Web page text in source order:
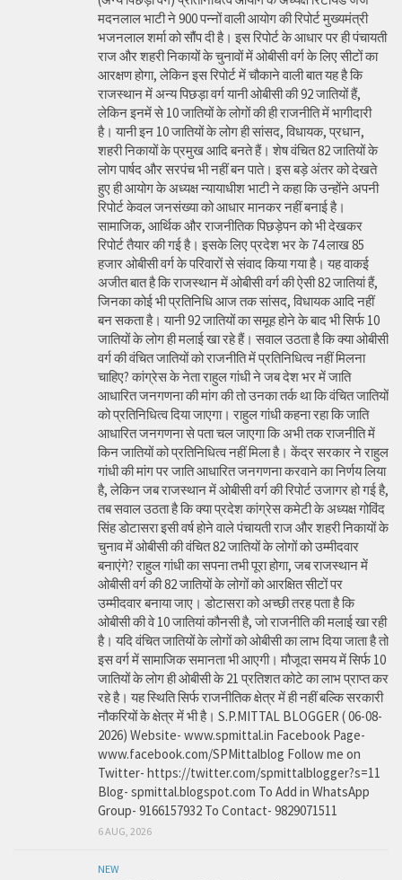
मदनलाल भाटी ने 900 पन्नों वाली आयोग की रिपोर्ट मुख्यमंत्री
भजनलाल शर्मा को सौंप दी है। इस रिपोर्ट के आधार पर ही पंचायती
राज और शहरी निकायों के चुनावों में ओबीसी वर्ग के लिए सीटों का
आरक्षण होगा, लेकिन इस रिपोर्ट में चौकाने वाली बात यह है कि
राजस्थान में अन्य पिछड़ा वर्ग यानी ओबीसी की 92 जातियों हैं,
लेकिन इनमें से 10 जातियों के लोगों की ही राजनीति में भागीदारी
है। यानी इन 10 जातियों के लोग ही सांसद, विधायक, प्रधान,
शहरी निकायों के प्रमुख आदि बनते हैं। शेष वंचित 82 जातियों के
लोग पार्षद और सरपंच भी नहीं बन पाते। इस बड़े अंतर को देखते
हुए ही आयोग के अध्यक्ष न्यायाधीश भाटी ने कहा कि उन्होंने अपनी
रिपोर्ट केवल जनसंख्या को आधार मानकर नहीं बनाई है।
सामाजिक, आर्थिक और राजनीतिक पिछड़ेपन को भी देखकर
रिपोर्ट तैयार की गई है। इसके लिए प्रदेश भर के 74 लाख 85
हजार ओबीसी वर्ग के परिवारों से संवाद किया गया है। यह वाकई
अजीत बात है कि राजस्थान में ओबीसी वर्ग की ऐसी 82 जातियां हैं,
जिनका कोई भी प्रतिनिधि आज तक सांसद, विधायक आदि नहीं
बन सकता है। यानी 92 जातियों का समूह होने के बाद भी सिर्फ 10
जातियों के लोग ही मलाई खा रहे हैं। सवाल उठता है कि क्या ओबीसी
वर्ग की वंचित जातियों को राजनीति में प्रतिनिधित्व नहीं मिलना
चाहिए? कांग्रेस के नेता राहुल गांधी ने जब देश भर में जाति
आधारित जनगणना की मांग की तो उनका तर्क था कि वंचित जातियों
को प्रतिनिधित्व दिया जाएगा। राहुल गांधी कहना रहा कि जाति
आधारित जनगणना से पता चल जाएगा कि अभी तक राजनीति में
किन जातियों को प्रतिनिधित्व नहीं मिला है। केंद्र सरकार ने राहुल
गांधी की मांग पर जाति आधारित जनगणना करवाने का निर्णय लिया
है, लेकिन जब राजस्थान में ओबीसी वर्ग की रिपोर्ट उजागर हो गई है,
तब सवाल उठता है कि क्या प्रदेश कांग्रेस कमेटी के अध्यक्ष गोविंद
सिंह डोटासरा इसी वर्ष होने वाले पंचायती राज और शहरी निकायों के
चुनाव में ओबीसी की वंचित 82 जातियों के लोगों को उम्मीदवार
बनाएंगे? राहुल गांधी का सपना तभी पूरा होगा, जब राजस्थान में
ओबीसी वर्ग की 82 जातियों के लोगों को आरक्षित सीटों पर
उम्मीदवार बनाया जाए। डोटासरा को अच्छी तरह पता है कि
ओबीसी की वे 10 जातियां कौनसी है, जो राजनीति की मलाई खा रही
है। यदि वंचित जातियों के लोगों को ओबीसी का लाभ दिया जाता है तो
इस वर्ग में सामाजिक समानता भी आएगी। मौजूदा समय में सिर्फ 10
जातियों के लोग ही ओबीसी के 21 प्रतिशत कोटे का लाभ प्राप्त कर
रहे है। यह स्थिति सिर्फ राजनीतिक क्षेत्र में ही नहीं बल्कि सरकारी
नौकरियों के क्षेत्र में भी है। S.P.MITTAL BLOGGER ( 06-08-
2026) Website- www.spmittal.in Facebook Page-
www.facebook.com/SPMittalblog Follow me on
Twitter- https://twitter.com/spmittalblogger?s=11
Blog- spmittal.blogspot.com To Add in WhatsApp
Group- 9166157932 To Contact- 9829071511
6 AUG, 2026
NEW